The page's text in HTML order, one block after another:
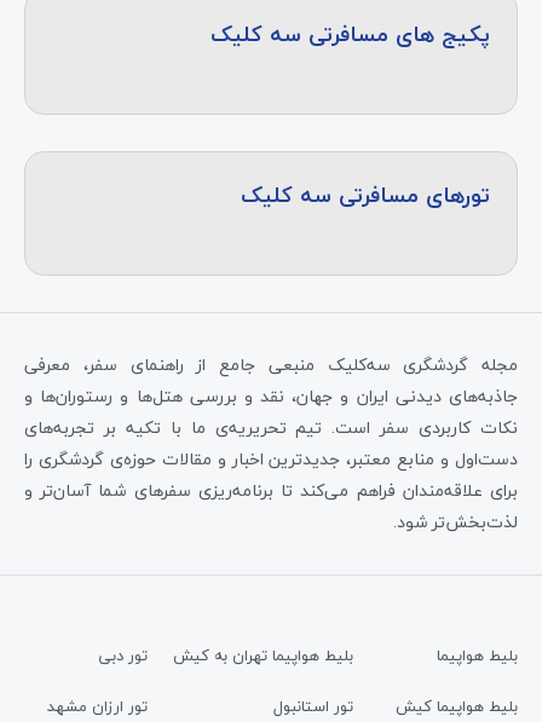
پکیج های مسافرتی سه کلیک
تورهای مسافرتی سه کلیک
مجله گردشگری سه‌کلیک منبعی جامع از راهنمای سفر، معرفی
جاذبه‌های دیدنی ایران و جهان، نقد و بررسی هتل‌ها و رستوران‌ها و
نکات کاربردی سفر است. تیم تحریریه‌ی ما با تکیه بر تجربه‌های
دست‌اول و منابع معتبر، جدیدترین اخبار و مقالات حوزه‌ی گردشگری را
برای علاقه‌مندان فراهم می‌کند تا برنامه‌ریزی سفرهای شما آسان‌تر و
لذت‌بخش‌تر شود.
بلیط هواپیما
بلیط هواپیما کیش
بلیط هواپیما تهران به کیش
تور استانبول
تور دبی
تور ارزان مشهد